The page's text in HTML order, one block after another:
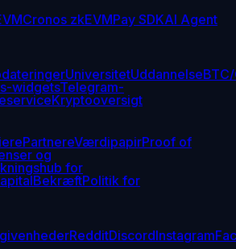
Cronos zkEVMPay SDKAI Agent
UniversitetUddannelse
widgetsTelegram-
Kryptooversigt
PartnereVærdipapirProof of
og
for
BekræftPolitik for
RedditDiscordInstagram